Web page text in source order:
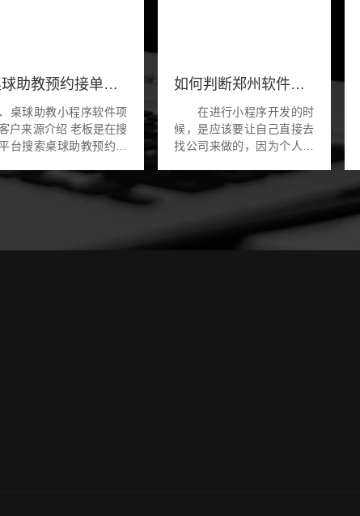
桌球助教预约接单管理系统小程序软件开发
桌球助教小程序软件项
户来源介绍 老板是在搜
台搜索桌球助教预约的
息，其他的百度平台也
索到了。信息蛮多的，咨
如何判断郑州软件开发科技公司是否正规？
在进行小程序开发的时
候，是应该要让自己直接去
找公司来做的，因为个人根
所以最好是让自己直接找到
一家比较好的公司来帮助大